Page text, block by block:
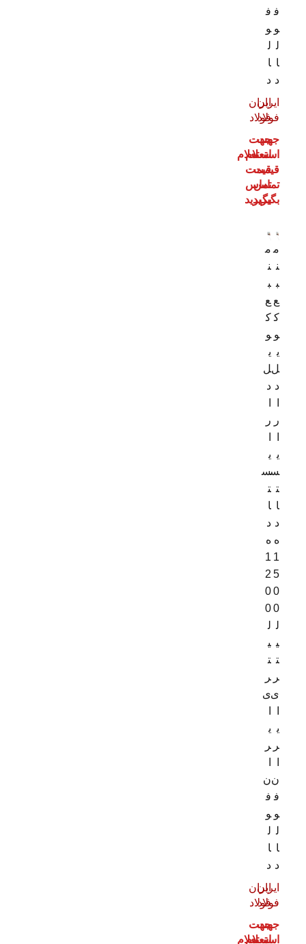
ف
و
ل
ا
د
ایران
فولاد
جهت
استعلام
قیمت
تماس
بگیرید
ف
و
ل
ا
د
ایران
فولاد
جهت
استعلام
قیمت
تماس
بگیرید
م
ن
ب
ع
ک
و
ی
ل
د
ر
ی
س
ت
ا
د
ه
1
5
0
0
ل
ی
ت
ر
ی
ی
ر
ن
ف
و
ل
ا
د
ایران
فولاد
جهت
استعلام
م
ن
ب
ع
ک
و
ی
ل‌
د
ر
ی
س
ت
ا
د
ه
1
2
0
0
ل
ی
ت
ر
ی
ی
ر
ن
ف
و
ل
ا
د
ایران
فولاد
جهت
استعلام